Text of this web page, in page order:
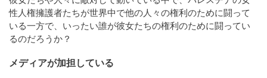
性人権擁護者たちが世界中で他の人々の権利のために闘って
いる一方で、いったい誰が彼女たちの権利のために闘ってい
るのだろうか？
メディアが加担している